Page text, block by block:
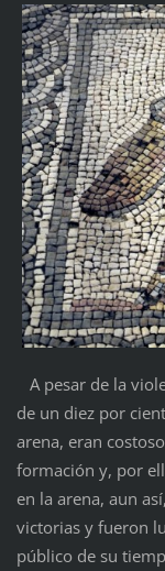
A pesar de la
de un diez por
arena, eran
formación y, por
en la arena, aun
victorias y fueron
público de su